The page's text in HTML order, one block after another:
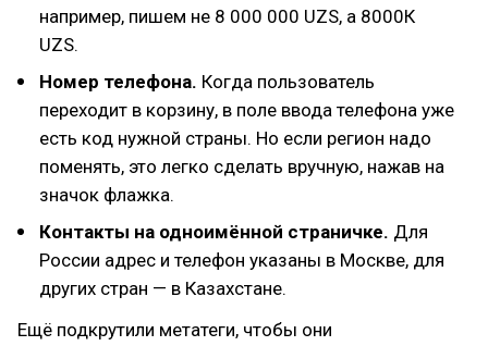
например, пишем не 8 000 000 UZS, а 8000К
UZS.
Номер телефона. Когда пользователь
переходит в корзину, в поле ввода телефона уже
есть код нужной страны. Но если регион надо
поменять, это легко сделать вручную, нажав на
значок флажка.
Контакты на одноимённой страничке. Для
России адрес и телефон указаны в Москве, для
других стран — в Казахстане.
Ещё подкрутили метатеги, чтобы они